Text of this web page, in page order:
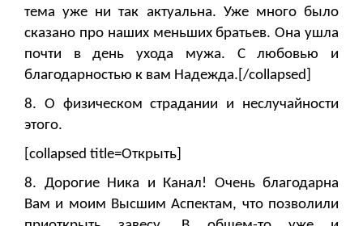
тема уже ни так актуальна. Уже много было
сказано про наших меньших братьев. Она ушла
почти в день ухода мужа. С любовью и
благодарностью к вам Надежда.[/collapsed]
8. О физическом страдании и неслучайности
этого.
[collapsed title=Открыть]
8. Дорогие Ника и Канал! Очень благодарна
Вам и моим Высшим Аспектам, что позволили